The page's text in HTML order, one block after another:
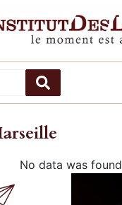
No data was found